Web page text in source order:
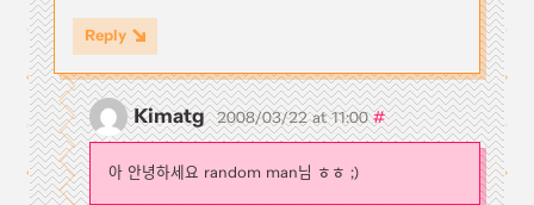
Reply
Kimatg 2008/03/22 at 11:00#
아 안녕하세요 random man님 ㅎㅎ ;)